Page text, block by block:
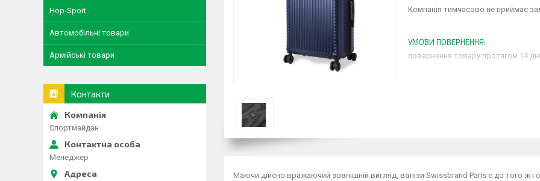
Компанія тимчасово не приймає
повернення товару протягом 14
Маючи дійсно вражаючий зовнішній вигляд, валізи Swissbrand Paris є до того ж і
Hop-Sport
Автомобільні товари
Армійські товари
Контакти
Спортмайдан
Менеджер